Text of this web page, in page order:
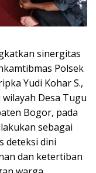
sinergitas
Polsek
Yudi Kohar S.,
Desa Tugu
Bogor, pada
sebagai
deteksi dini
dan ketertiban